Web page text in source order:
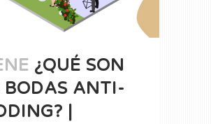
¿QUÉ SON
BODAS ANTI-
|